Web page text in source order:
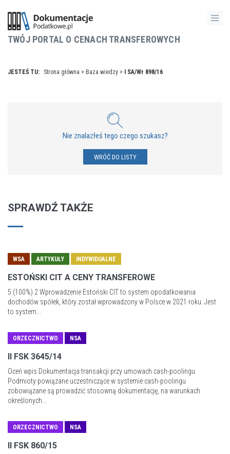
TWÓJ PORTAL O CENACH TRANSFEROWYCH
JESTEŚ TU: Strona główna > Baza wiedzy > I SA/Wr 898/16
Nie znalazłeś tego czego szukasz?
WRÓĆ DO LISTY
SPRAWDŹ TAKŻE
WSA ARTYKUŁY INDYWIDUALNE
ESTOŃSKI CIT A CENY TRANSFEROWE
5 (100%) 2 Wprowadzenie Estoński CIT to system opodatkowania
dochodów spółek, który został wprowadzony w Polsce w 2021 roku. Jest
to system...
ORZECZNICTWO NSA
II FSK 3645/14
Oceń wpis Dokumentacja transakcji przy umowach cash-poolingu
Podmioty powiązane uczestniczące w systemie cash-poolingu
zobowiązane są prowadzić stosowną dokumentację, na warunkach
określonych...
ORZECZNICTWO NSA
II FSK 860/15